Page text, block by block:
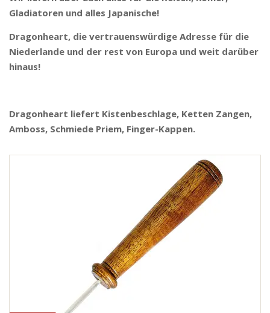
Gladiatoren und alles Japanische!
Dragonheart, die vertrauenswürdige Adresse für die
Niederlande und der rest von Europa und weit darüber
hinaus!
Dragonheart liefert Kistenbeschlage, Ketten Zangen,
Amboss, Schmiede Priem, Finger-Kappen.